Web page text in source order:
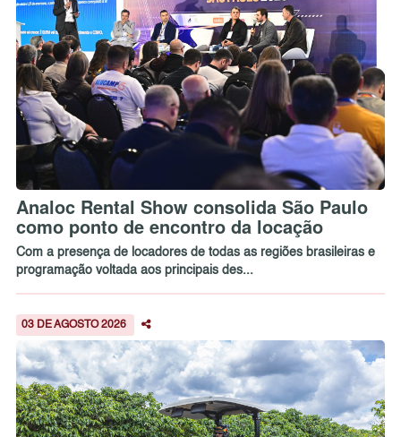
Analoc Rental Show consolida São Paulo
como ponto de encontro da locação
Com a presença de locadores de todas as regiões brasileiras e
programação voltada aos principais des...
03 DE AGOSTO 2026